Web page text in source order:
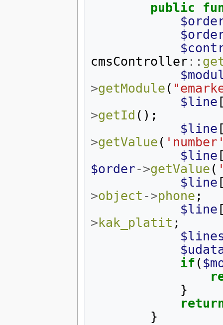
public
cmsController ::
>getModule (
$line
>getId ();
$line
>getValue (
$line
$order->getValue (
$line
>object ->phone ;
$line
> kak_platit ;
if (
}
}